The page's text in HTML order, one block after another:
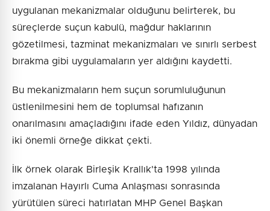
uygulanan mekanizmalar olduğunu belirterek, bu
süreçlerde suçun kabulü, mağdur haklarının
gözetilmesi, tazminat mekanizmaları ve sınırlı serbest
bırakma gibi uygulamaların yer aldığını kaydetti.
Bu mekanizmaların hem suçun sorumluluğunun
üstlenilmesini hem de toplumsal hafızanın
onarılmasını amaçladığını ifade eden Yıldız, dünyadan
iki önemli örneğe dikkat çekti.
İlk örnek olarak Birleşik Krallık'ta 1998 yılında
imzalanan Hayırlı Cuma Anlaşması sonrasında
yürütülen süreci hatırlatan MHP Genel Başkan